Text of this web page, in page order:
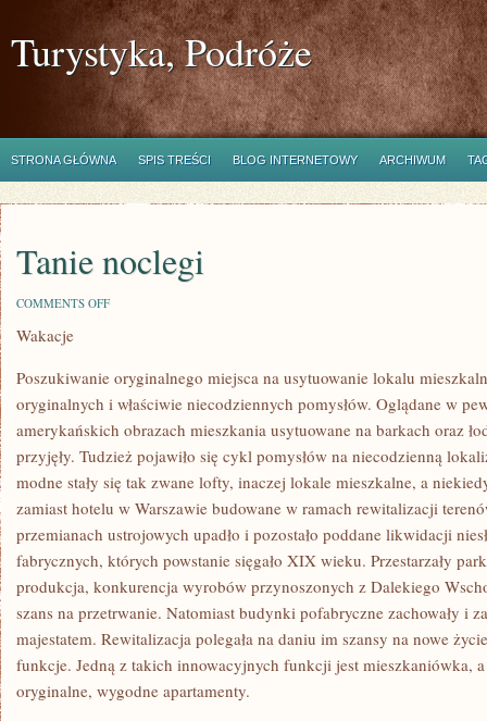
Turystyka, Podróże
STRONA GŁÓWNA SPIS TREŚCI BLOG INTERNETOWY ARCHIWUM
Tanie noclegi
COMMENTS OFFON
Wakacje
Poszukiwanie oryginalnego miejsca na usytuowanie lokalu
oryginalnych i właściwie niecodziennych pomysłów. Oglądane w
amerykańskich obrazach mieszkania usytuowane na barkach oraz
przyjęły. Tudzież pojawiło się cykl pomysłów na niecodzienną
modne stały się tak zwane lofty, inaczej lokale mieszkalne, a
zamiast hotelu w Warszawie budowane w ramach rewitalizacji
przemianach ustrojowych upadło i pozostało poddane likwidacji
fabrycznych, których powstanie sięgało XIX wieku. Przestarzały
produkcja, konkurencja wyrobów przynoszonych z Dalekiego
szans na przetrwanie. Natomiast budynki pofabryczne zachowały i
majestatem. Rewitalizacja polegała na daniu im szansy na nowe
funkcje. Jedną z takich innowacyjnych funkcji jest mieszkaniówka,
oryginalne, wygodne apartamenty.